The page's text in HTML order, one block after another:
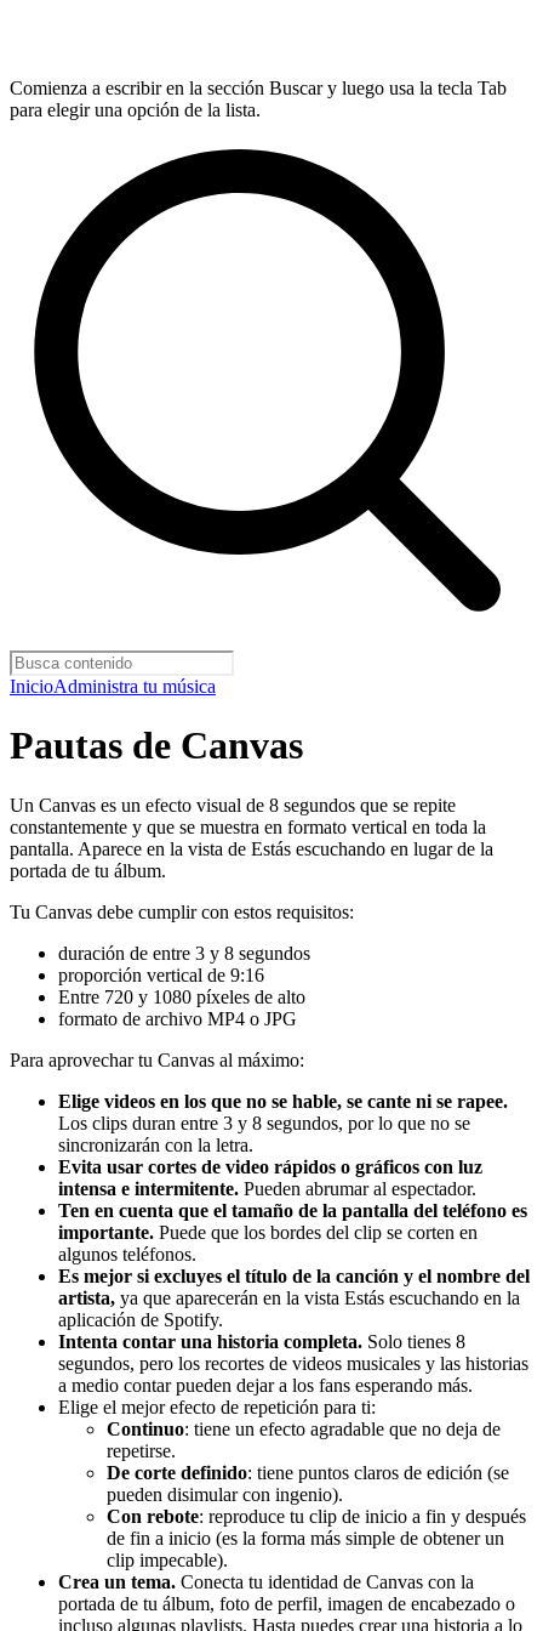
Comienza a escribir en la sección Buscar y luego usa la tecla Tab
para elegir una opción de la lista.
InicioAdministra tu música
Pautas de Canvas
Un Canvas es un efecto visual de 8 segundos que se repite
constantemente y que se muestra en formato vertical en toda la
pantalla. Aparece en la vista de Estás escuchando en lugar de la
portada de tu álbum.
Tu Canvas debe cumplir con estos requisitos:
duración de entre 3 y 8 segundos
proporción vertical de 9:16
Entre 720 y 1080 píxeles de alto
formato de archivo MP4 o JPG
Para aprovechar tu Canvas al máximo:
Elige videos en los que no se hable, se cante ni se rapee.
Los clips duran entre 3 y 8 segundos, por lo que no se
sincronizarán con la letra.
Evita usar cortes de video rápidos o gráficos con luz
intensa e intermitente. Pueden abrumar al espectador.
Ten en cuenta que el tamaño de la pantalla del teléfono es
importante. Puede que los bordes del clip se corten en
algunos teléfonos.
Es mejor si excluyes el título de la canción y el nombre del
artista, ya que aparecerán en la vista Estás escuchando en la
aplicación de Spotify.
Intenta contar una historia completa. Solo tienes 8
segundos, pero los recortes de videos musicales y las historias
a medio contar pueden dejar a los fans esperando más.
Elige el mejor efecto de repetición para ti:
Continuo: tiene un efecto agradable que no deja de
repetirse.
De corte definido: tiene puntos claros de edición (se
pueden disimular con ingenio).
Con rebote: reproduce tu clip de inicio a fin y después
de fin a inicio (es la forma más simple de obtener un
clip impecable).
Crea un tema. Conecta tu identidad de Canvas con la
portada de tu álbum, foto de perfil, imagen de encabezado o
incluso algunas playlists. Hasta puedes crear una historia a lo